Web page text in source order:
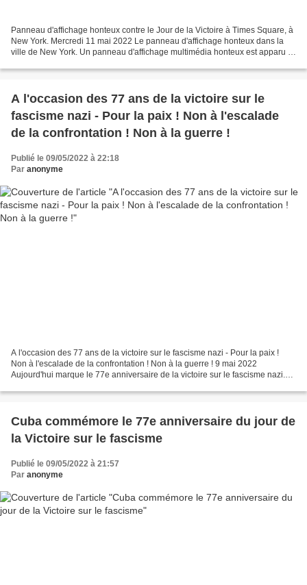
Panneau d'affichage honteux contre le Jour de la Victoire à Times Square, à
New York. Mercredi 11 mai 2022 Le panneau d'affichage honteux dans la
ville de New York. Un panneau d'affichage multimédia honteux est apparu à
A l'occasion des 77 ans de la victoire sur le
fascisme nazi - Pour la paix ! Non à l'escalade
de la confrontation ! Non à la guerre !
Publié le 09/05/2022 à 22:18
Par anonyme
A l'occasion des 77 ans de la victoire sur le fascisme nazi - Pour la paix !
Non à l'escalade de la confrontation ! Non à la guerre ! 9 mai 2022
Aujourd'hui marque le 77e anniversaire de la victoire sur le fascisme nazi.
Cuba commémore le 77e anniversaire du jour de
la Victoire sur le fascisme
Publié le 09/05/2022 à 21:57
Par anonyme